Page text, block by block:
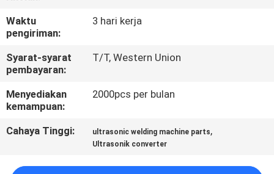
KAMI
BERITA
KASUS
PENAWARAN
HARGA
Waktu
pengiriman:
3 hari kerja
Syarat-syarat
pembayaran:
T/T, Western Union
Menyediakan
kemampuan:
2000pcs per bulan
Cahaya Tinggi: ultrasonic welding machine parts,
Ultrasonik converter